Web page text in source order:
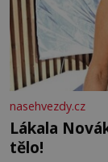
nasehvezdy.cz
Lákala
tělo!